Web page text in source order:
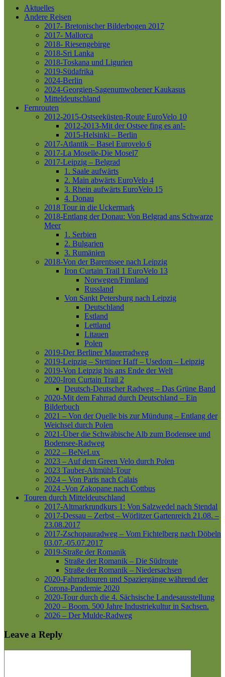
Aktuelles
Andere Reisen
2017- Bretonischer Bilderbogen 2017
2017- Mallorca
2018- Riesengebirge
2018-Sri Lanka
2018-Toskana und Ligurien
2019-Südafrika
2024-Berlin
2024-Georgien-Sagenumwobener Kaukasus
Mitteldeutschland
Fernrouten
2012-2015-Ostseeküsten-Route EuroVelo 10
2012-2013-Mit der Ostsee fing es an!-
2015-Helsinki – Berlin
2017-Atlantik – Basel Eurovelo 6
2017-La Moselle-Die Mosel7
2017-Leipzig – Belgrad
1. Saale aufwärts
2. Main abwärts EuroVelo 4
3. Rhein aufwärts EuroVelo 15
4. Donau
2018 Tour in die Uckermark
2018-Entlang der Donau: Von Belgrad ans Schwarze
Meer
1. Serbien
2. Bulgarien
3. Rumänien
2018-Von der Barentssee nach Leipzig
Iron Curtain Trail 1 EuroVelo 13
Norwegen/Finnland
Russland
Von Sankt Petersburg nach Leipzig
Deutschland
Estland
Lettland
Litauen
Polen
2019-Der Berliner Mauerradweg
2019-Leipzig – Stettiner Haff – Usedom – Leipzig
2019-Von Leipzig bis ans Ende der Welt
2020-Iron Curtain Trail 2
Deutsch-Deutscher Radweg – Das Grüne Band
2020-Mit dem Fahrrad durch Deutschland – Ein
Bilderbuch
2021 – Von der Quelle bis zur Mündung – Entlang der
Weichsel durch Polen
2021-Über die Schwäbische Alb zum Bodensee und
Bodensee-Radweg
2022 – BeNeLux
2023 – Auf dem Green Velo durch Polen
2023 Tauber-Altmühl-Tour
2024 – Von Paris nach Calais
2024 -Von Zakopane nach Cottbus
Touren durch Mitteldeutschland
2017-Altmarkrundkurs 1: Von Salzwedel nach Stendal
2017-Dessau – Zerbst – Wörlitzer Gartenreich 21.08. –
23.08.2017
2017-Zschopauradweg – Vom Fichtelberg nach Döbeln
03.07.-05.07.2017
2019-Straße der Romanik
Straße der Romanik – Die Südroute
Straße der Romanik – Niedersachsen
2020-Fahrradtouren und Spaziergänge während der
Corona-Pandemie 2020
2020-Tour durch die 4. Sächsische Landesausstellung
2020 – Boom. 500 Jahre Industriekultur in Sachsen.
2026 – Der Mulde-Radweg
Leave a Reply